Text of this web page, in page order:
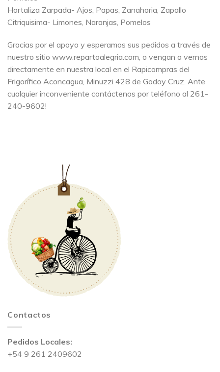
Hortaliza Zarpada- Ajos, Papas, Zanahoria, Zapallo
Citriquisima- Limones, Naranjas, Pomelos
Gracias por el apoyo y esperamos sus pedidos a través de
nuestro sitio www.repartoalegria.com, o vengan a vernos
directamente en nuestra local en el Rapicompras del
Frigorífico Aconcagua, Minuzzi 428 de Godoy Cruz. Ante
cualquier inconveniente contáctenos por teléfono al 261-
240-9602!
Contactos
Pedidos Locales:
+54 9 261 2409602